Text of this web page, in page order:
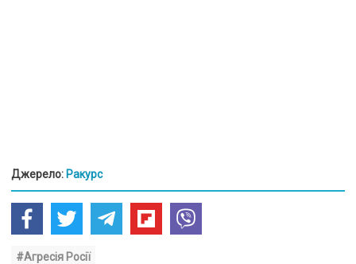
Джерело: Ракурс
#Агресія Росії